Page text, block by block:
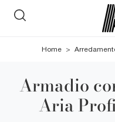
Home >
Armadio
Aria